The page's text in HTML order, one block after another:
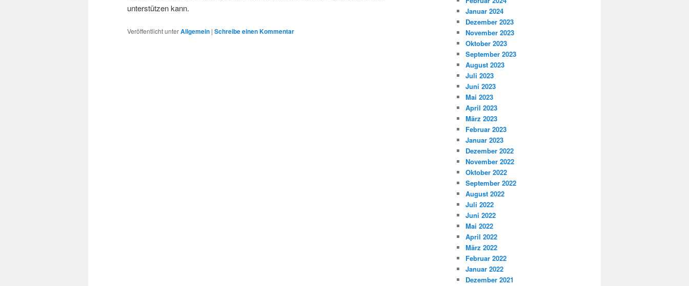
unterstützen kann.
Veröffentlicht unterAllgemein | Schreibe einen Kommentar
Januar 2024
Dezember 2023
November 2023
Oktober 2023
September 2023
August 2023
Juli 2023
Juni 2023
Mai 2023
April 2023
März 2023
Februar 2023
Januar 2023
Dezember 2022
November 2022
Oktober 2022
September 2022
August 2022
Juli 2022
Juni 2022
Mai 2022
April 2022
März 2022
Februar 2022
Januar 2022
Dezember 2021